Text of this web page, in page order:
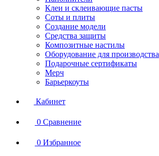
Клеи и склеивающие пасты
Соты и плиты
Создание модели
Средства защиты
Композитные настилы
Оборудование для производства
Подарочные сертификаты
Мерч
Барьеркоуты
Кабинет
0 Сравнение
0 Избранное